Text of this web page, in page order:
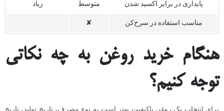
پایداری در برابر اکسید شدن متوسط زیاد
مناسب استفاده در سرخ‌کن ✘
هنگام خرید روغن به چه نکاتی
توجه کنیم؟